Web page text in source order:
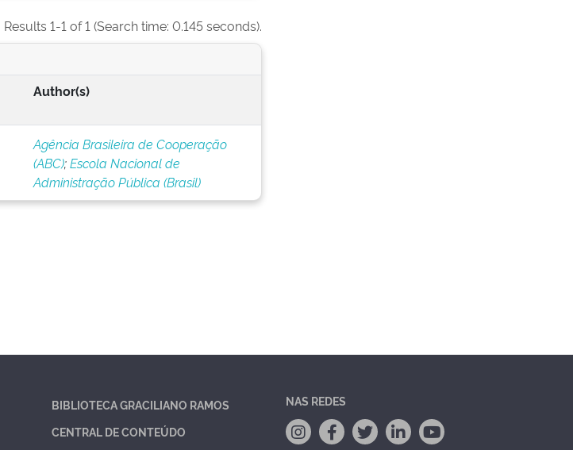
Results 1-1 of 1 (Search time: 0.145 seconds).
Author(s)
Agência Brasileira de Cooperação
(ABC);Escola Nacional de
Administração Pública (Brasil)
BIBLIOTECA GRACILIANO RAMOS
CENTRAL DE CONTEÚDO
NAS REDES